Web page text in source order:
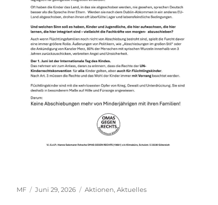
Autor
MF
Veröffentlicht
Juni 29, 2026 Kategorien
Aktionen,Aktuelles